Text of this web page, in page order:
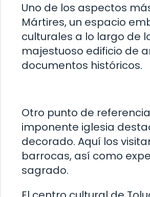
Uno de los aspectos
Mártires, un espacio
culturales a lo largo de
majestuoso edificio de
documentos históricos.
Otro punto de
imponente iglesia
decorado. Aquí los
barrocas, así como
sagrado.